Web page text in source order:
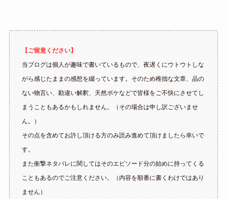
【ご留意ください】
当ブログは個人が趣味で書いているもので、夜遅くにウトウトしな
がら感じたままの感想を綴っています。そのため稚拙な文章、品の
ない物言い、勘違い解釈、天然ボケなどで皆様をご不快にさせてし
まうこともあるかもしれません。（その場合は申し訳ございませ
ん。）
その点を含めてお許し頂ける方のみ読み進めて頂けましたら幸いで
す。
また衝撃ネタバレに関してはそのエピソード分の始めに持ってくる
こともあるのでご注意ください。（内容を順番に書くわけではあり
ません）